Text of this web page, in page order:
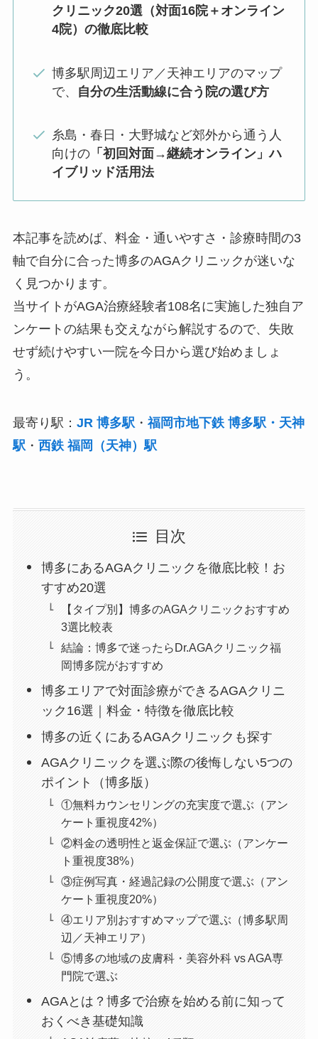
クリニック20選（対面16院＋オンライン
4院）の徹底比較
博多駅周辺エリア／天神エリアのマップ
で、
自分の生活動線に合う院の選び方
糸島・春日・大野城など郊外から通う人
向けの「初回対面→継続オンライン」ハ
イブリッド活用法
本記事を読めば、料金・通いやすさ・診療時間の3
軸で自分に合った博多のAGAクリニックが迷いな
く見つかります。
当サイトがAGA治療経験者108名に実施した独自ア
ンケートの結果も交えながら解説するので、失敗
せず続けやすい一院を今日から選び始めましょ
う。
最寄り駅： JR 博多駅 ・ 福岡市地下鉄 博多駅・天神
駅 ・ 西鉄 福岡（天神）駅
目次
博多にあるAGAクリニックを徹底比較！お
すすめ20選
【タイプ別】博多のAGAクリニックおすすめ
3選比較表
結論：博多で迷ったらDr.AGAクリニック福
岡博多院がおすすめ
博多エリアで対面診療ができるAGAクリニ
ック16選｜料金・特徴を徹底比較
博多の近くにあるAGAクリニックも探す
AGAクリニックを選ぶ際の後悔しない5つの
ポイント（博多版）
①無料カウンセリングの充実度で選ぶ（アン
ケート重視度42%）
②料金の透明性と返金保証で選ぶ（アンケー
ト重視度38%）
③症例写真・経過記録の公開度で選ぶ（アン
ケート重視度20%）
④エリア別おすすめマップで選ぶ（博多駅周
辺／天神エリア）
⑤博多の地域の皮膚科・美容外科 vs AGA専
門院で選ぶ
AGAとは？博多で治療を始める前に知って
おくべき基礎知識